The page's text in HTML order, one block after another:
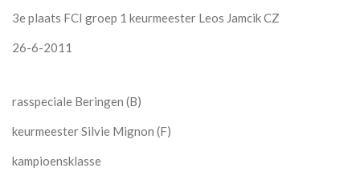
3e plaats FCI groep 1 keurmeester Leos Jamcik CZ
26-6-2011
rasspeciale Beringen (B)
keurmeester Silvie Mignon (F)
kampioensklasse